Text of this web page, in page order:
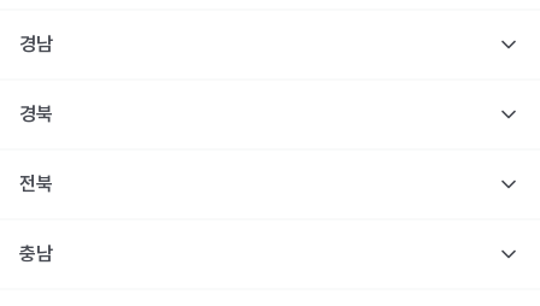
경남
경북
전북
충남